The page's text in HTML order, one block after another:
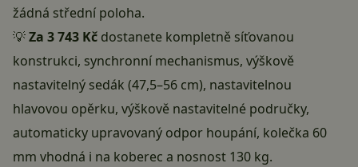
žádná střední poloha.
💡Za 3 743 Kč dostanete kompletně síťovanou
konstrukci, synchronní mechanismus, výškově
nastavitelný sedák (47,5–56 cm), nastavitelnou
hlavovou opěrku, výškově nastavitelné područky,
automaticky upravovaný odpor houpání, kolečka 60
mm vhodná i na koberec a nosnost 130 kg.